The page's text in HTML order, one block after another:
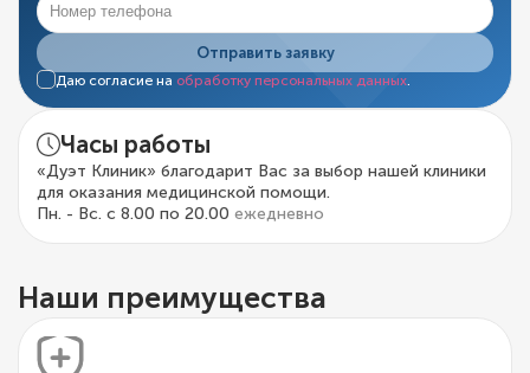
Отправить заявку
Даю согласие на обработку персональных данных
Часы работы
«Дуэт Клиник» благодарит Вас за выбор нашей клиники
для оказания медицинской помощи.
Пн. - Вс. с 8.00 по 20.00 ежедневно
Наши преимущества